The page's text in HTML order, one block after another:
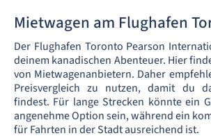
Mietwagen am Flughafen
Der Flughafen Toronto Pearson
deinem kanadischen Abenteuer. Hier
von Mietwagenanbietern. Daher
Preisvergleich zu nutzen, damit du
findest. Für lange Strecken könnte ein
angenehme Option sein, während ein
für Fahrten in der Stadt ausreichend ist.